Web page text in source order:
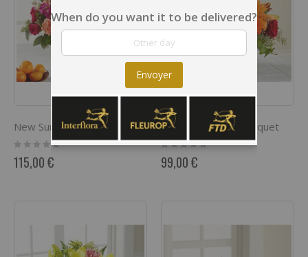
New Sunrise Bouquet
Rating:
0%
115,00 €
Natures Bounty Bouquet
Rating:
0%
99,00 €
When do you want it to be delivered?
Envoyer